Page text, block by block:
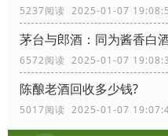
5237阅读 2025-01-07
6572阅读 2025-01-07
陈酿老酒回收多少钱?
5017阅读 2025-01-07